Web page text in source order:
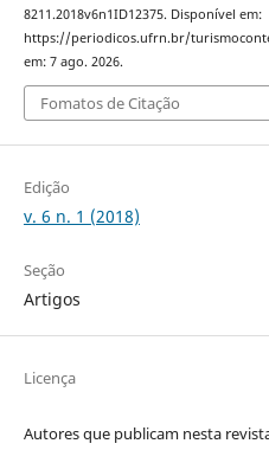
8211.2018v6n1ID12375. Disponível em:
https://periodicos.ufrn.br/
em: 7 ago. 2026.
Fomatos de Citação
Edição
v. 6 n. 1 (2018)
Seção
Artigos
Licença
Autores que publicam nesta